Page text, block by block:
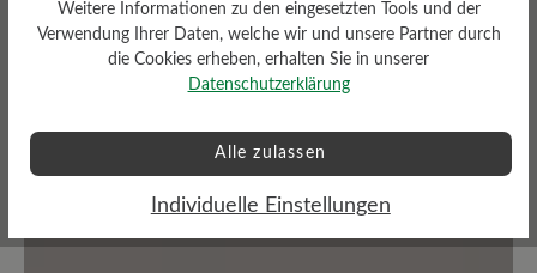
Bewerten Sie dieses Produkt!
Bewertung schreiben
Weitere Informationen zu den eingesetzten Tools und der
Verwendung Ihrer Daten, welche wir und unsere Partner durch
die Cookies erheben, erhalten Sie in unserer
Datenschutzerklärung
Alle zulassen
Individuelle Einstellungen